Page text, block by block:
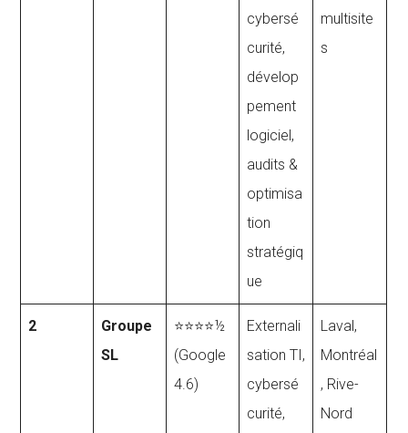
cybersé
curité,
dévelop
pement
logiciel,
audits &
optimisa
tion
stratégiq
ue
multisite
s
2
Groupe
SL
⭐⭐⭐⭐½
(Google
4.6)
Externali
sation TI,
cybersé
curité,
Laval,
Montréal
, Rive-
Nord